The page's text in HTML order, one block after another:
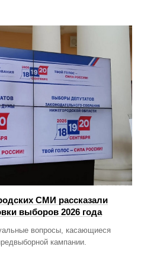
СМИ рассказали
выборов 2026 года
вопросы, касающиеся
кампании.